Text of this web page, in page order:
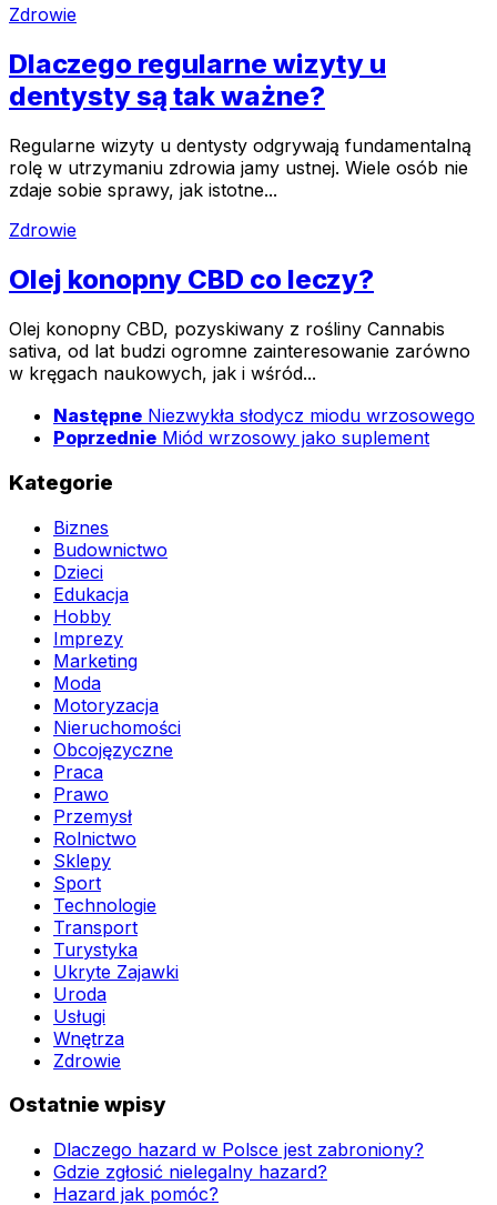
Zdrowie
Dlaczego regularne wizyty u
dentysty są tak ważne?
Regularne wizyty u dentysty odgrywają fundamentalną
rolę w utrzymaniu zdrowia jamy ustnej. Wiele osób nie
zdaje sobie sprawy, jak istotne...
Zdrowie
Olej konopny CBD co leczy?
Olej konopny CBD, pozyskiwany z rośliny Cannabis
sativa, od lat budzi ogromne zainteresowanie zarówno
w kręgach naukowych, jak i wśród...
Następne Niezwykła słodycz miodu wrzosowego
Poprzednie Miód wrzosowy jako suplement
Kategorie
Biznes
Budownictwo
Dzieci
Edukacja
Hobby
Imprezy
Marketing
Moda
Motoryzacja
Nieruchomości
Obcojęzyczne
Praca
Prawo
Przemysł
Rolnictwo
Sklepy
Sport
Technologie
Transport
Turystyka
Ukryte Zajawki
Uroda
Usługi
Wnętrza
Zdrowie
Ostatnie wpisy
Dlaczego hazard w Polsce jest zabroniony?
Gdzie zgłosić nielegalny hazard?
Hazard jak pomóc?